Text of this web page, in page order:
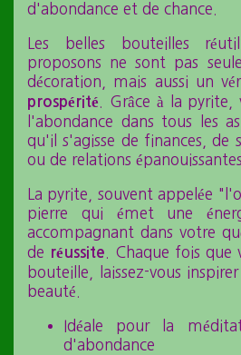
d'abondance et de chance.
Les belles bouteilles
proposons ne sont pas
décoration, mais aussi un
prospérité . Grâce à la
l'abondance dans tous les
qu'il s'agisse de finances, de
ou de relations épanouissantes.
La pyrite, souvent appelée
pierre qui émet une
accompagnant dans votre
de réussite . Chaque fois que
bouteille, laissez-vous
beauté.
Idéale pour la
d'abondance